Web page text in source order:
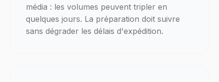
média : les volumes peuvent tripler en
quelques jours. La préparation doit suivre
sans dégrader les délais d'expédition.